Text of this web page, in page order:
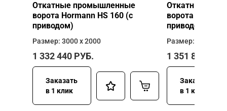
Откатные промышленные
ворота Hormann HS 160 (с
приводом)
Размер: 3000 х 2000
1 332 440 РУБ.
Заказать
в 1 клик
Откатные
ворота
приводом)
Размер: 3000 х
1 351 840
Заказать
в 1 клик